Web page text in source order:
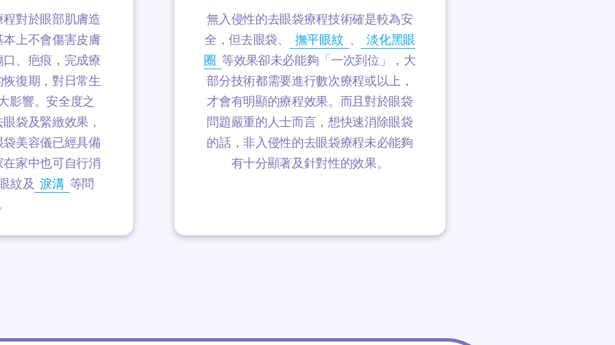
對於眼部肌膚造
上不會傷害皮膚
、疤痕，完成療
復期，對日常生
影響。安全度之
袋及緊緻效果，
美容儀已經具備
家中也可自行消
紋及 淚溝 等問
無入侵性的去眼袋療程技術確是較為安
全，但去眼袋、
撫平眼紋 、
淡化黑眼
圈 等效果卻未必能夠「一次到位」，大
部分技術都需要進行數次療程或以上，
才會有明顯的療程效果。而且對於眼袋
問題嚴重的人士而言，想快速消除眼袋
的話，非入侵性的去眼袋療程未必能夠
有十分顯著及針對性的效果。